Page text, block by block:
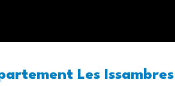
Les Issambres